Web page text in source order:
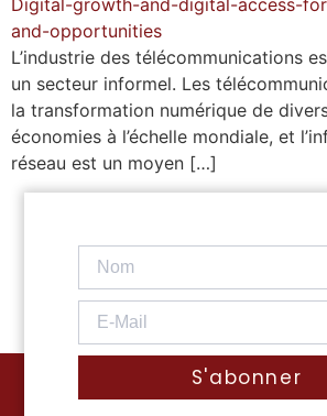
L’industrie des télécommunications
un secteur informel. Les
la transformation numérique de
économies à l’échelle mondiale, et
réseau est un moyen […]
S'abonner